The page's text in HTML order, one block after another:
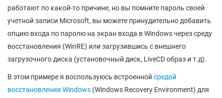
работают по какой-то причине, но вы помните пароль своей
учетной записи Microsoft, вы можете принудительно добавить
опцию входа по паролю на экран входа в Windows через среду
восстановления (WinRE) или загрузившись с внешнего
загрузочного диска (установочный диск, LiveCD образ и т.д).
В этом примере я воспользуюсь встроенной средой
восстановления Windows (Windows Recovery Environment) для